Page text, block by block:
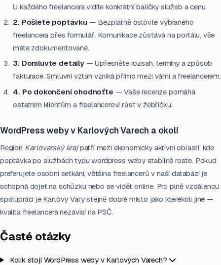
U každého freelancera vidíte konkrétní balíčky služeb a cenu.
2. Pošlete poptávku — Bezplatně oslovte vybraného
freelancera přes formulář. Komunikace zůstává na portálu, vše
máte zdokumentované.
3. Domluvte detaily— Upřesněte rozsah, termíny a způsob
fakturace. Smluvní vztah vzniká přímo mezi vámi a freelancerem.
4. Po dokončení ohodnoťte — Vaše recenze pomáhá
ostatním klientům a freelancerovi růst v žebříčku.
WordPress weby v Karlových Varech a okolí
Region Karlovarský krajpatří mezi ekonomicky aktivní oblasti, kde
poptávka po službách typu wordpress weby stabilně roste. Pokud
preferujete osobní setkání, většina freelancerů v naší databázi je
schopná dojet na schůzku nebo se vidět online. Pro plně vzdálenou
spolupráci je Karlovy Vary stejně dobré místo jako kterékoli jiné —
kvalita freelancera nezávisí na PSČ.
Časté otázky
Kolik stojí WordPress weby v Karlových Varech?